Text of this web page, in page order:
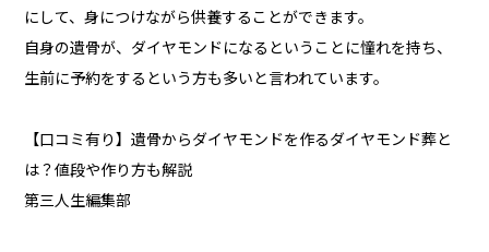
にして、身につけながら供養することができます。
自身の遺骨が、ダイヤモンドになるということに憧れを持ち、
生前に予約をするという方も多いと言われています。
【口コミ有り】遺骨からダイヤモンドを作るダイヤモンド葬と
は？値段や作り方も解説
第三人生編集部